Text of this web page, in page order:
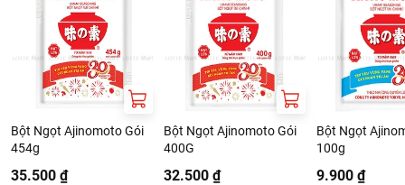
Bột Ngọt Ajinomoto Gói
454g
35.500 ₫
Bột Ngọt Ajinomoto Gói
400G
32.500 ₫
Bột Ngọt
100g
9.900 ₫